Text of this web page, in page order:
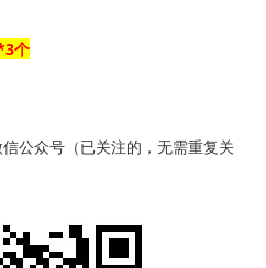
个
公众号（已关注的，无需重复关